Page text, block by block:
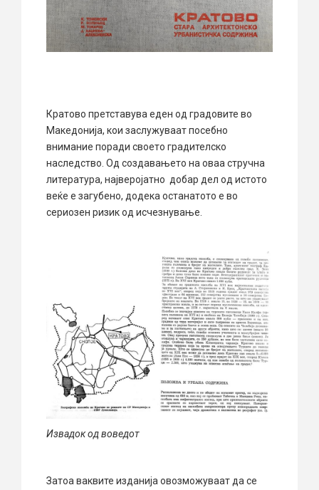
Кратово претставува еден од градовите во
Македонија, кои заслужуваат посебно
внимание поради своето градителско
наследство. Од создавањето на оваа стручна
литература, најверојатно добар дел од истото
веќе е загубено, додека останатото е во
сериозен ризик од исчезнување.
Извадок од воведот
Затоа ваквите изданија овозможуваат да се